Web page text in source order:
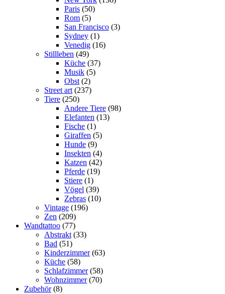
Paris (50)
Rom (5)
San Francisco (3)
Sydney (1)
Venedig (16)
Stillleben (49)
Küche (37)
Musik (5)
Obst (2)
Street art (237)
Tiere (250)
Andere Tiere (98)
Elefanten (13)
Fische (1)
Giraffen (5)
Hunde (9)
Insekten (4)
Katzen (42)
Pferde (19)
Stiere (1)
Vögel (39)
Zebras (10)
Vintage (196)
Zen (209)
Wandtattoo (77)
Abstrakt (33)
Bad (51)
Kinderzimmer (63)
Küche (58)
Schlafzimmer (58)
Wohnzimmer (70)
Zubehör (8)